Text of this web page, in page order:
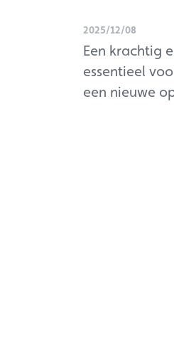
2025/12/08
Een krachtig
essentieel
een nieuwe